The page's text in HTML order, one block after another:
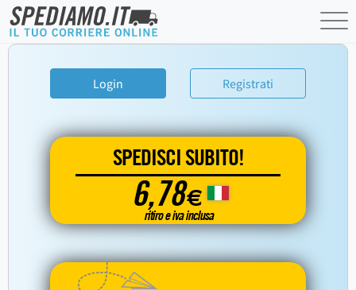
Login Registrati
SPEDISCI SUBITO!
6,78€
ritiro e iva inclusa